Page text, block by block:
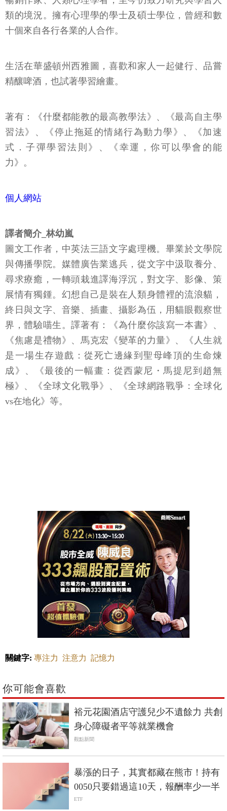
類的境況。擁有心理學的學士及碩士學位，曾經和數
十個來自各行各業的人合作。
生活在華盛頓州西雅圖，喜歡和家人一起健行、品嘗
精釀啤酒，也試著學習繪畫。
著有：《什麼都能教的最高教學法》、《最高自主學
習法》、《停止拖延的情緒行為動力學》、《加速
式．子彈學習法則》、《幸運，你可以學會的能
力》。
個人網站
譯者簡介_林幼嵐
圖文工作者，中英法三語文字處理機。畢業於文學院
與傳播學院。媒體廣告業逃兵，從文字中汲取養分、
尋求療癒，一轉頭栽進譯海浮沉，對文字、影像、策
展情有獨鍾。幻想自己是裝在人類身體裡的流浪貓，
終日與文字、音樂、插畫、攝影為伍，用貓眼觀察世
界，體驗喵生。譯著有：《為什麼你該寫一本書》、
《焦慮是禮物》、馬克宏《變革的力量》、《人生就
是一場生存遊戲：從死亡邊緣到聖母峰頂的生命煉
成》、《最後的一幅畫：從西蒙尼・馬提尼到趙無
極》、《全球文化戰爭》、《全球網路戰爭：全球化
vs在地化》等。
關鍵字: 專注力 注意力 記憶力
你可能會喜歡
裕元花園酒店守護兒少不遺餘力 共創
身心障礙者平等就業機會
觀點新聞
暴漲的日子，其實都藏在熊市！持有
0050只要錯過這10天，報酬率少一半
ETF